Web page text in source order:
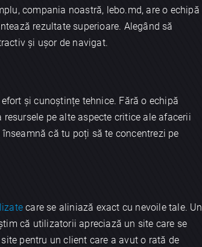
compania noastră, lebo.md, are o echipă
rezultate superioare. Alegând să
și ușor de navigat.
și cunoștințe tehnice. Fără o echipă
pe alte aspecte critice ale afacerii
înseamnă că tu poți să te concentrezi pe
care se aliniază exact cu nevoile tale. Un
că utilizatorii apreciază un site care se
pentru un client care a avut o rată de